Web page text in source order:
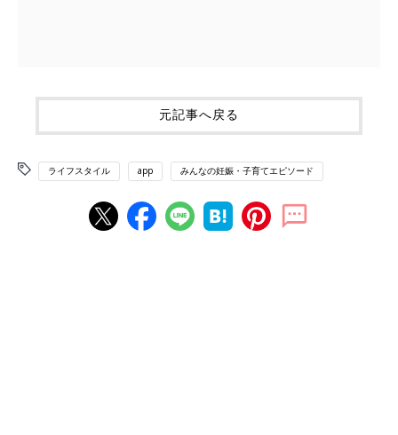
元記事へ戻る
ライフスタイル app みんなの妊娠・子育てエピソード